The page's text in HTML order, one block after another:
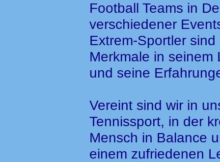
Football Teams in
verschiedener
Extrem-Sportler
Merkmale in
und seine
Vereint sind wir in
Tennissport, in der
Mensch in Balance
einem zufriedenen